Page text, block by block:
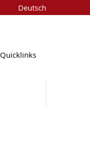
Deutsch
Quicklinks